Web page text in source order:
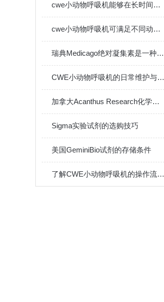
cwe小动物呼吸机能够在长时间实验中保持一致的输出
cwe小动物呼吸机可满足不同动物的生理需要
瑞典Medicago绝对凝集素是一种创新的免疫疗法
CWE小动物呼吸机的日常维护与保养指南
加拿大Acanthus Research化学试剂的作用与应用
Sigma实验试剂的选购技巧
美国GeminiBio试剂的存储条件
了解CWE小动物呼吸机的操作流程与维护